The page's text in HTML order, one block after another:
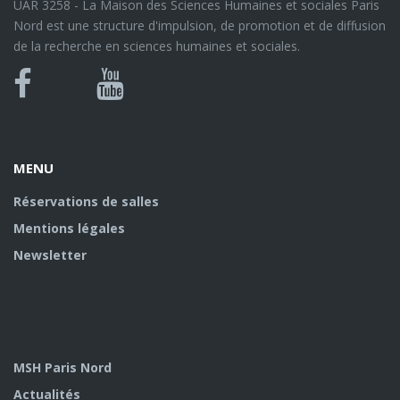
UAR 3258 - La Maison des Sciences Humaines et sociales Paris
Nord est une structure d'impulsion, de promotion et de diffusion
de la recherche en sciences humaines et sociales.
Bluesky
Canal
MENU
Réservations de salles
Mentions légales
Newsletter
MSH Paris Nord
Actualités